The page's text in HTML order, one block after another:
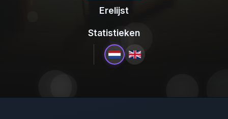
Erelijst
Statistieken